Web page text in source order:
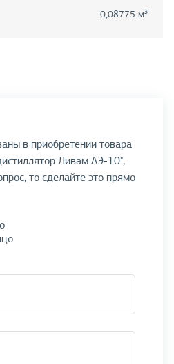
0,08775 м³
в приобретении товара
Ливам АЭ-10",
то сделайте это прямо